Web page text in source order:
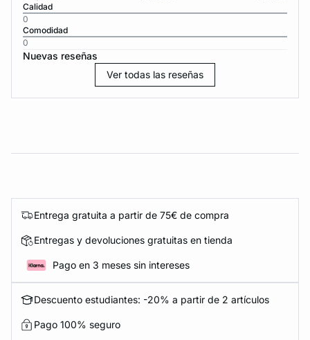
Calidad
0
Comodidad
0
Nuevas reseñas
Ver todas las reseñas
Entrega gratuita a partir de 75€ de compra
Entregas y devoluciones gratuitas en tienda
Pago en 3 meses sin intereses
Descuento estudiantes: -20% a partir de 2 artículos
Pago 100% seguro